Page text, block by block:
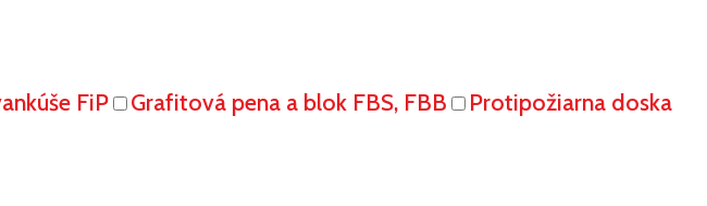
FiP Grafitová pena a blok FBS, FBB
Protipožiarna doska